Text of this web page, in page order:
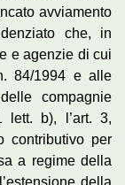
avviamento
che, in
e agenzie di cui
84/1994 e alle
compagnie
lett. b), l’art. 3,
contributivo per
a regime della
della